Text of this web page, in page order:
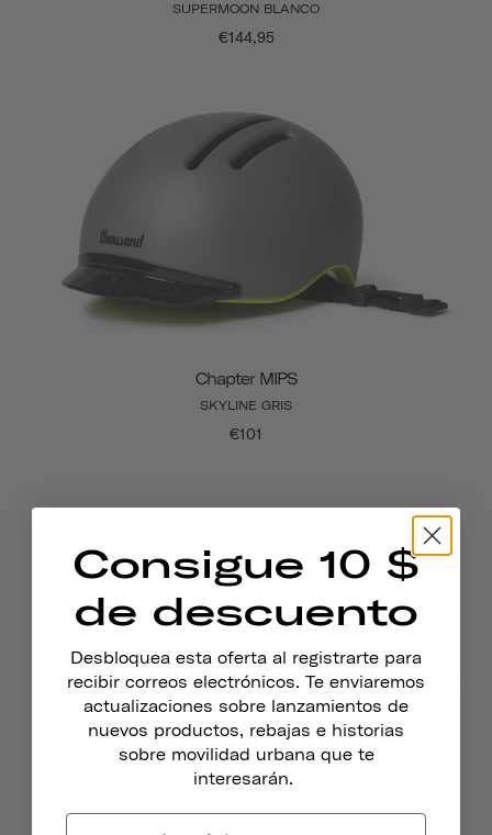
SUPERMOON BLANCO
€144,95
Chapter MIPS
SKYLINE GRIS
€101
Chapter MIPS
Consigue 10 $
de descuento
Desbloquea esta oferta al registrarte para
recibir correos electrónicos. Te enviaremos
actualizaciones sobre lanzamientos de
nuevos productos, rebajas e historias
sobre movilidad urbana que te
interesarán.